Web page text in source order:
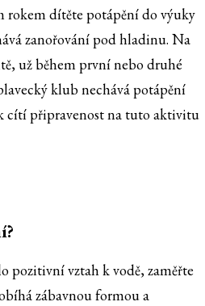
rokem dítěte potápění do výuky
zanořování pod hladinu. Na
už během první nebo druhé
klub nechává potápění
cítí připravenost na tuto aktivitu
pozitivní vztah k vodě, zaměřte
zábavnou formou a